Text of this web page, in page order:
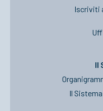
Iscriviti
Il
Il